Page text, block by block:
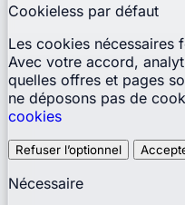
Cookieless par défaut
Les cookies nécessaires
Avec votre accord,
quelles offres et pages
ne déposons pas de
cookies
Refuser l’optionnel
Nécessaire